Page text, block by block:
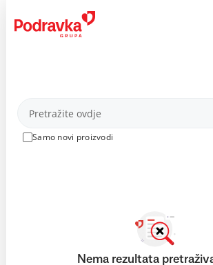
content
Proizvodi
Samo novi proizvodi
Nema rezultata